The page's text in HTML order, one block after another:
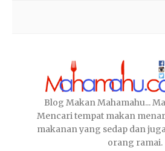
Blog Makan Mahamahu...
Mencari tempat makan
makanan yang sedap dan
orang ramai.